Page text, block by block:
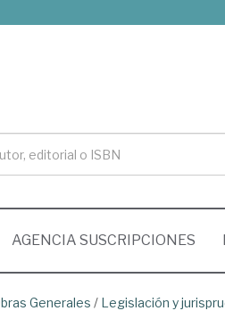
AGENCIA SUSCRIPCIONES
Generales / Legislación y